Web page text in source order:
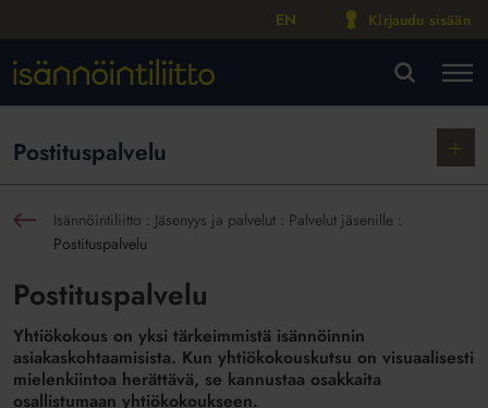
EN Kirjaudu sisään
Postituspalvelu
Näytä
Isännöintiliitto : Jäsenyys ja palvelut : Palvelut jäsenille :
Postituspalvelu
Postituspalvelu
Yhtiökokous on yksi tärkeimmistä isännöinnin
asiakaskohtaamisista. Kun yhtiökokouskutsu on visuaalisesti
mielenkiintoa herättävä, se kannustaa osakkaita
osallistumaan yhtiökokoukseen.